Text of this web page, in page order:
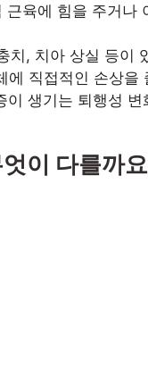
육에 힘을 주거
치, 치아 상실 등이
에 직접적인 손상을
생기는 퇴행성
이 다를까